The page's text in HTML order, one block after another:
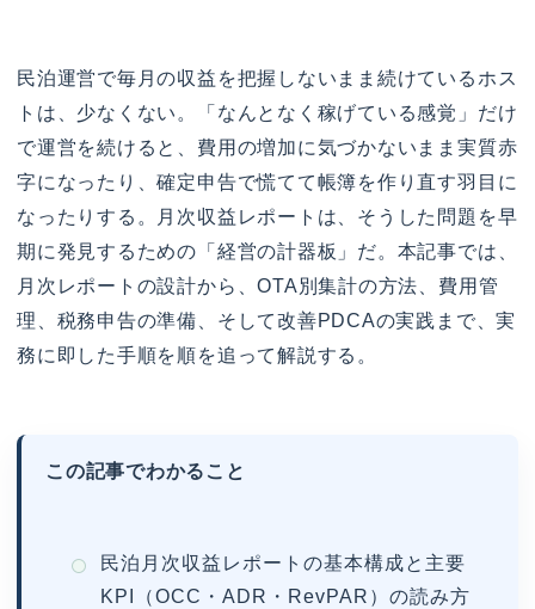
民泊運営で毎月の収益を把握しないまま続けているホス
トは、少なくない。「なんとなく稼げている感覚」だけ
で運営を続けると、費用の増加に気づかないまま実質赤
字になったり、確定申告で慌てて帳簿を作り直す羽目に
なったりする。月次収益レポートは、そうした問題を早
期に発見するための「経営の計器板」だ。本記事では、
月次レポートの設計から、OTA別集計の方法、費用管
理、税務申告の準備、そして改善PDCAの実践まで、実
務に即した手順を順を追って解説する。
この記事でわかること
民泊月次収益レポートの基本構成と主要
KPI（OCC・ADR・RevPAR）の読み方